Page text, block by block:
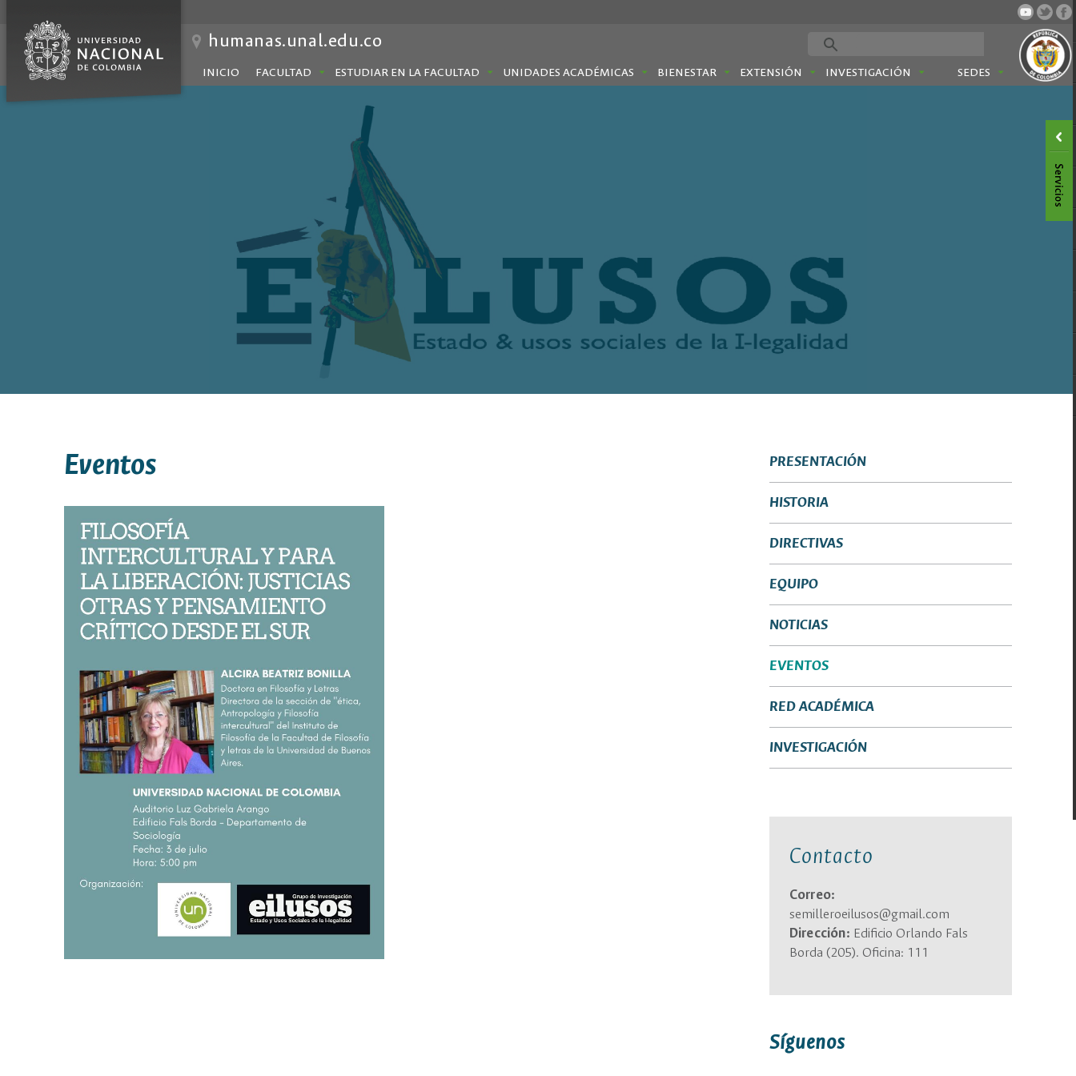
humanas.unal.edu.co
INICIO FACULTAD ESTUDIAR EN LA FACULTAD UNIDADES ACADÉMICAS BIENESTAR EXTENSIÓN INVESTIGACIÓN SEDES
Eventos PRESENTACIÓN
HISTORIA
DIRECTIVAS
EQUIPO
NOTICIAS
EVENTOS
RED ACADÉMICA
INVESTIGACIÓN
Contacto
Correo:
semilleroeilusos@gmail.com
Dirección: Edificio Orlando Fals
Borda (205). Oficina: 111
Síguenos